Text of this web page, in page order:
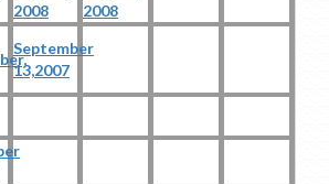
2008
2008
September
13,2007